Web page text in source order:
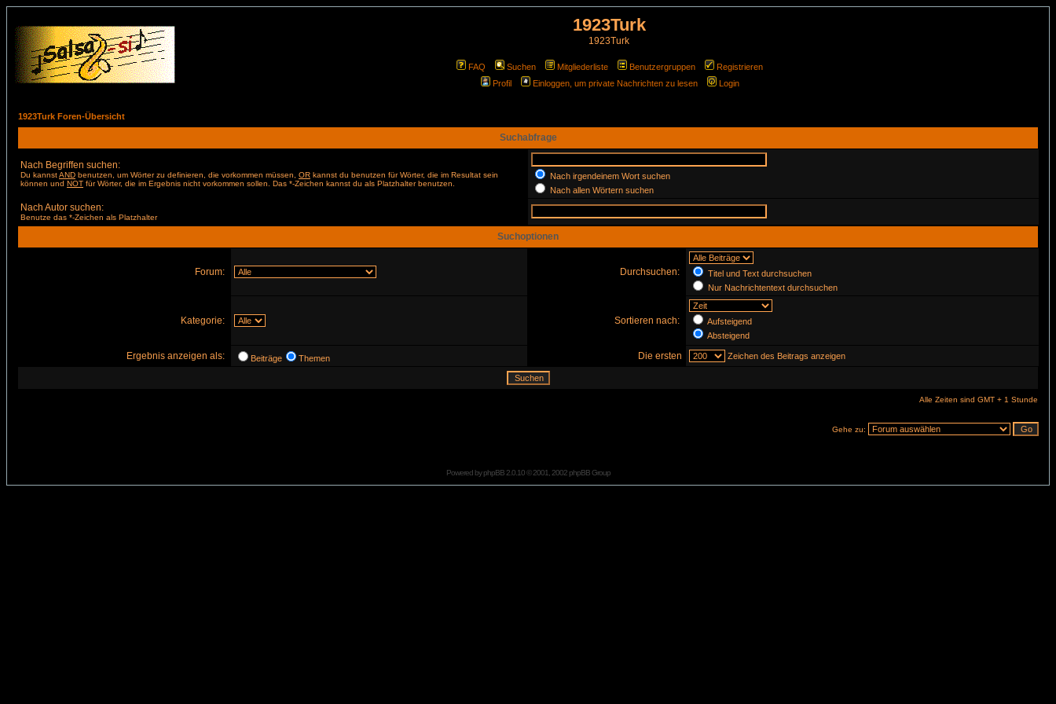
1923Turk
1923Turk
FAQ Suchen Mitgliederliste Benutzergruppen
Registrieren
Profil
Einloggen, um private Nachrichten zu lesen Login
1923Turk Foren-Übersicht
Suchabfrage
Nach Begriffen suchen:
Du kannstAND benutzen, um Wörter zu definieren, die vorkommen müssen, OR kannst du benutzen für Wörter, die im Resultat sein
können und NOT für Wörter, die im Ergebnis nicht vorkommen sollen. Das *-Zeichen kannst du als Platzhalter benutzen.
Nach irgendeinem Wort suchen
Nach allen Wörtern suchen
Nach Autor suchen:
Benutze das *-Zeichen als Platzhalter
Suchoptionen
Forum: Durchsuchen:
Titel und Text durchsuchen
Nur Nachrichtentext durchsuchen
Kategorie: Sortieren nach:
Aufsteigend
Absteigend
Ergebnis anzeigen als: Beiträge Themen Die ersten Zeichen des Beitrags anzeigen
Alle Zeiten sind GMT + 1 Stunde
Gehe zu:
Powered byphpBB2.0.10 © 2001, 2002 phpBB Group